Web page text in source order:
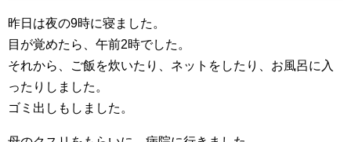
昨日は夜の9時に寝ました。
目が覚めたら、午前2時でした。
それから、ご飯を炊いたり、ネットをしたり、お風呂に入
ったりしました。
ゴミ出しもしました。